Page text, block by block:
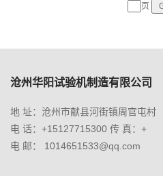
页
沧州华阳试验机制造有限公司
地 址：沧州市献县河街镇周官屯村
电 话：+15127715300 传 真：+
电 邮： 1014651533@qq.com